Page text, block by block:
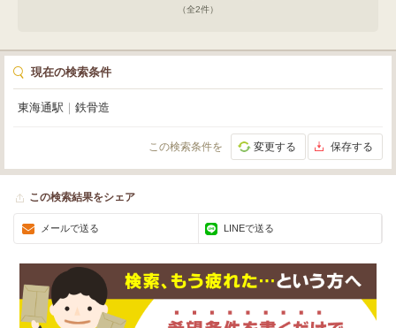
（全2件）
現在の検索条件
東海通駅 鉄骨造
この検索条件を 変更する 保存する
この検索結果をシェア
メールで送る LINEで送る